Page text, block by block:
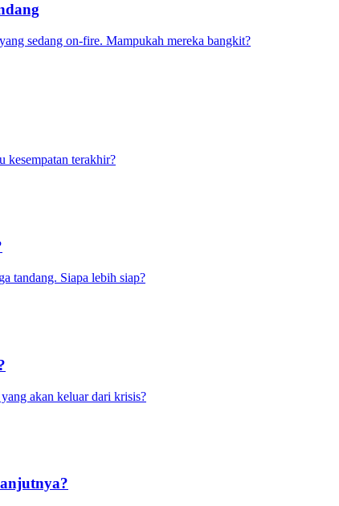
sedang on-fire. Mampukah mereka bangkit?
kesempatan terakhir?
tandang. Siapa lebih siap?
akan keluar dari krisis?